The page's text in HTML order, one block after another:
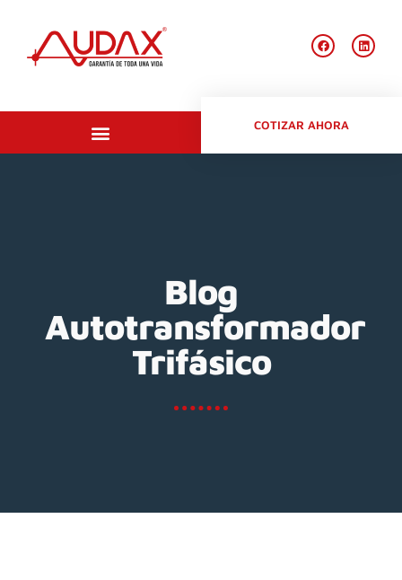
COTIZAR AHORA
Blog
Autotransformador
Trifásico